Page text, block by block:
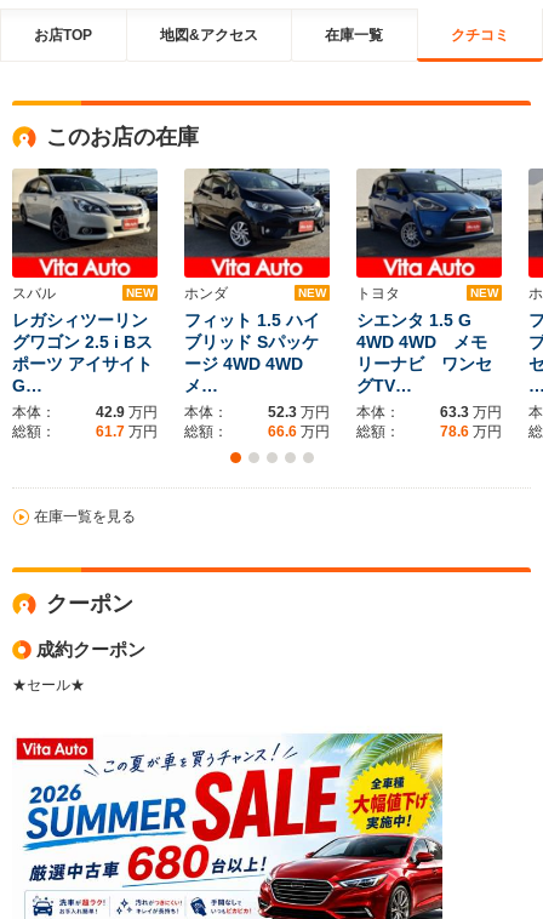
お店TOP 地図&アクセス 在庫一覧 クチコミ
このお店の在庫
スバル NEW
レガシィツーリン
グワゴン 2.5 i Bス
ポーツ アイサイト
G…
本体： 42.9 万円
総額：
61.7 万円
ホンダ NEW
フィット 1.5 ハイ
ブリッド Sパッケ
ージ 4WD 4WD
メ…
本体： 52.3 万円
総額：
66.6 万円
トヨタ NEW
シエンタ 1.5 G
4WD 4WD メモ
リーナビ ワンセ
グTV…
本体： 63.3 万円
総額：
78.6 万円
在庫一覧を見る
クーポン
成約クーポン
★セール★